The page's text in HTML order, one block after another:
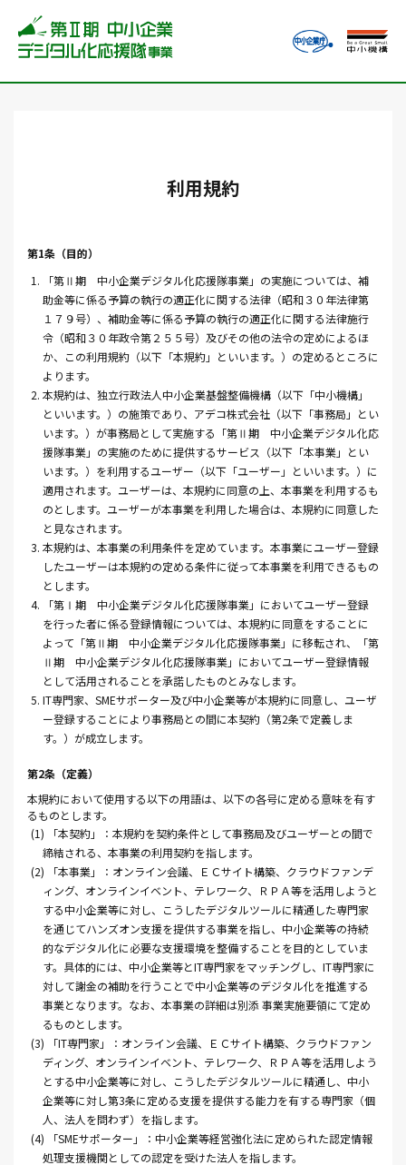
利用規約
第1条（目的）
1. 「第Ⅱ期 中小企業デジタル化応援隊事業」の実施については、補
助金等に係る予算の執行の適正化に関する法律（昭和３０年法律第
１７９号）、補助金等に係る予算の執行の適正化に関する法律施行
令（昭和３０年政令第２５５号）及びその他の法令の定めによるほ
か、この利用規約（以下「本規約」といいます。）の定めるところに
よります。
2. 本規約は、独立行政法人中小企業基盤整備機構（以下「中小機構」
といいます。）の施策であり、アデコ株式会社（以下「事務局」とい
います。）が事務局として実施する「第Ⅱ期 中小企業デジタル化応
援隊事業」の実施のために提供するサービス（以下「本事業」とい
います。）を利用するユーザー（以下「ユーザー」といいます。）に
適用されます。ユーザーは、本規約に同意の上、本事業を利用するも
のとします。ユーザーが本事業を利用した場合は、本規約に同意した
と見なされます。
3. 本規約は、本事業の利用条件を定めています。本事業にユーザー登録
したユーザーは本規約の定める条件に従って本事業を利用できるもの
とします。
4. 「第Ⅰ期 中小企業デジタル化応援隊事業」においてユーザー登録
を行った者に係る登録情報については、本規約に同意をすることに
よって「第Ⅱ期 中小企業デジタル化応援隊事業」に移転され、「第
Ⅱ期 中小企業デジタル化応援隊事業」においてユーザー登録情報
として活用されることを承諾したものとみなします。
5. IT専門家、SMEサポーター及び中小企業等が本規約に同意し、ユーザ
ー登録することにより事務局との間に本契約（第2条で定義しま
す。）が成立します。
第2条（定義）
本規約において使用する以下の用語は、以下の各号に定める意味を有す
るものとします。
(1) 「本契約」：本規約を契約条件として事務局及びユーザーとの間で
締結される、本事業の利用契約を指します。
(2) 「本事業」：オンライン会議、ＥＣサイト構築、クラウドファンデ
ィング、オンラインイベント、テレワーク、ＲＰＡ等を活用しようと
する中小企業等に対し、こうしたデジタルツールに精通した専門家
を通じてハンズオン支援を提供する事業を指し、中小企業等の持続
的なデジタル化に必要な支援環境を整備することを目的としていま
す。具体的には、中小企業等とIT専門家をマッチングし、IT専門家に
対して謝金の補助を行うことで中小企業等のデジタル化を推進する
事業となります。なお、本事業の詳細は別添 事業実施要領にて定め
るものとします。
(3) 「IT専門家」：オンライン会議、ＥＣサイト構築、クラウドファン
ディング、オンラインイベント、テレワーク、ＲＰＡ等を活用しよう
とする中小企業等に対し、こうしたデジタルツールに精通し、中小
企業等に対し第3条に定める支援を提供する能力を有する専門家（個
人、法人を問わず）を指します。
(4) 「SMEサポーター」：中小企業等経営強化法に定められた認定情報
処理支援機関としての認定を受けた法人を指します。